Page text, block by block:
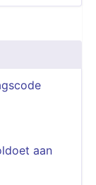
aan